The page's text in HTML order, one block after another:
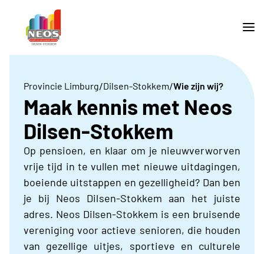
Provincie Limburg/Dilsen-Stokkem/Wie zijn wij?
Maak kennis met Neos
Dilsen-Stokkem
Op pensioen, en klaar om je nieuwverworven
vrije tijd in te vullen met nieuwe uitdagingen,
boeiende uitstappen en gezelligheid? Dan ben
je bij Neos Dilsen-Stokkem aan het juiste
adres. Neos Dilsen-Stokkem is een bruisende
vereniging voor actieve senioren, die houden
van gezellige uitjes, sportieve en culturele